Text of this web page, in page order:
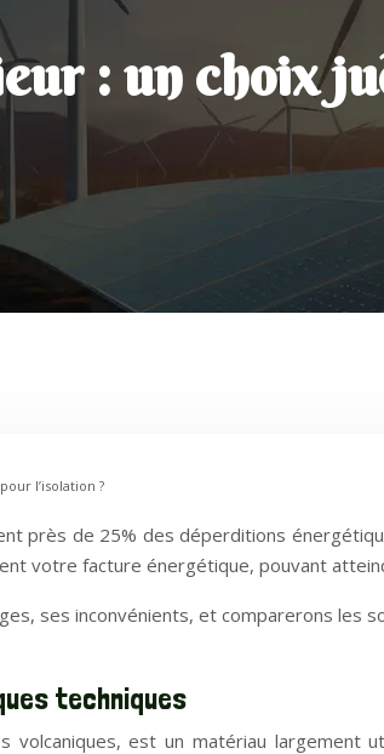
: un choix
l’isolation ?
près de 25% des déperditions
votre facture énergétique, pouvant
ses inconvénients, et comparerons les
techniques
volcaniques, est un matériau